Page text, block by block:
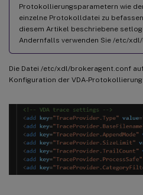
Protokollierungsparametern wie
einzelne Protokolldatei zu
diesem Artikel beschriebene
Andernfalls verwenden Sie /etc/
Die Datei /etc/xdl/brokeragent.conf
Konfiguration der VDA-